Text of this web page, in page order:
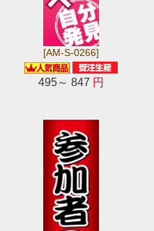
[AM-S-0266]
495～ 847 円